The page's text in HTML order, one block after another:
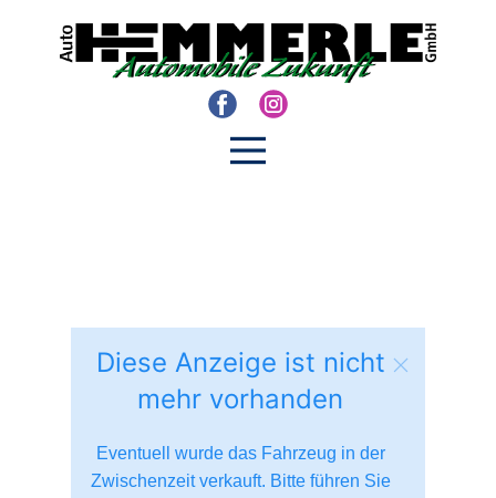
Diese Anzeige ist nicht
mehr vorhanden
Eventuell wurde das Fahrzeug in der
Zwischenzeit verkauft. Bitte führen Sie